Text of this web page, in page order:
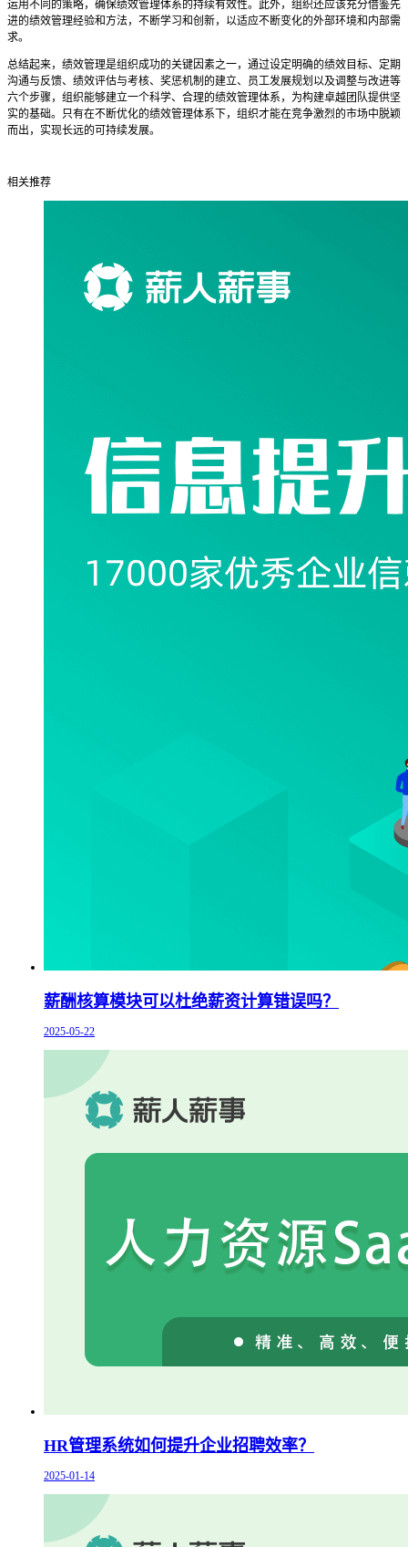
运用不同的策略，确保绩效管理体系的持续有效性。此外，组织还应该充分借鉴先
进的绩效管理经验和方法，不断学习和创新，以适应不断变化的外部环境和内部需
求。
总结起来，绩效管理是组织成功的关键因素之一，通过设定明确的绩效目标、定期
沟通与反馈、绩效评估与考核、奖惩机制的建立、员工发展规划以及调整与改进等
六个步骤，组织能够建立一个科学、合理的绩效管理体系，为构建卓越团队提供坚
实的基础。只有在不断优化的绩效管理体系下，组织才能在竞争激烈的市场中脱颖
而出，实现长远的可持续发展。
相关推荐
薪酬核算模块可以杜绝薪资计算错误吗？
2025-05-22
HR管理系统如何提升企业招聘效率？
2025-01-14